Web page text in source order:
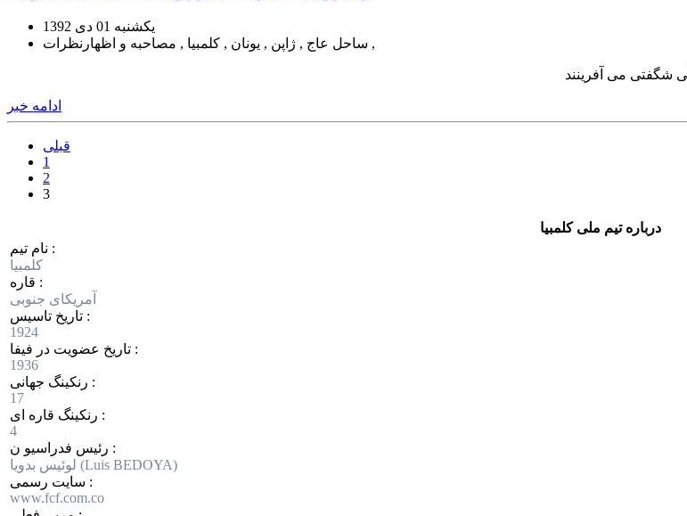
یکشنبه 01 دی 1392
ساحل عاج , ژاپن , یونان , کلمبیا , مصاحبه و اظهارنظرات ,
ادامه خبر
قبلی
1
2
3
درباره تیم ملی کلمبیا
نام تیم :
قاره :
تاریخ تاسیس :
1924
تاریخ عضویت در فیفا :
1936
رنکینگ جهانی :
17
رنکینگ قاره ای :
4
رئیس فدراسیو ن :
لوئیس بدویا (Luis BEDOYA)
سایت رسمی :
www.fcf.com.co